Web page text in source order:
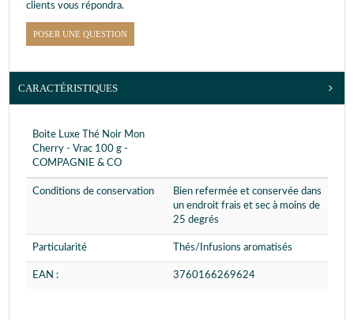
clients vous répondra.
POSER UNE QUESTION
CARACTÉRISTIQUES
Boite Luxe Thé Noir Mon
Cherry - Vrac 100 g -
COMPAGNIE & CO
Conditions de conservation
Bien refermée et conservée dans
un endroit frais et sec à moins de
25 degrés
Particularité Thés/Infusions aromatisés
EAN : 3760166269624